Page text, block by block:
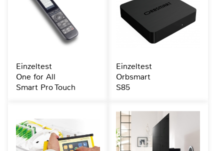
Einzeltest
One for All
Smart Pro Touch
Einzeltest
Orbsmart
S85